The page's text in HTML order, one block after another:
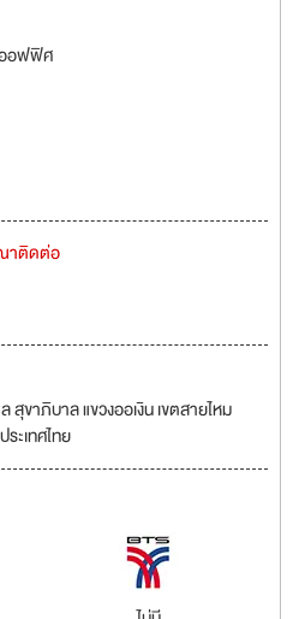
ออฟฟิศ
าติดต่อ
ขาภิบาล แขวงออเงิน เขตสายไหม
ะเทศไทย